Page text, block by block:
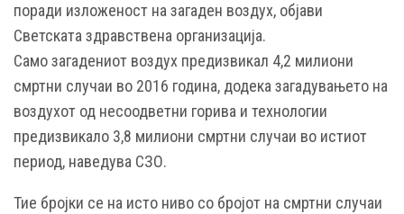
поради изложеност на загаден воздух, објави
Светската здравствена организација.
Само загадениот воздух предизвикал 4,2 милиони
смртни случаи во 2016 година, додека загадувањето на
воздухот од несоодветни горива и технологии
предизвикало 3,8 милиони смртни случаи во истиот
период, наведува СЗО.
Тие бројки се на исто ниво со бројот на смртни случаи